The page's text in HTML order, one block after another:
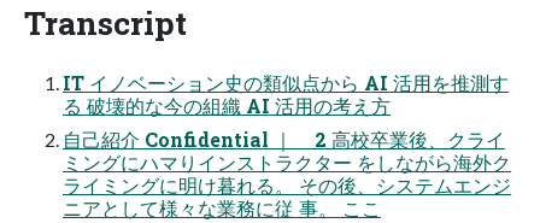
Transcript
IT イノベーション史の類似点から AI 活⽤を推測す
る 破壊的な今の組織 AI 活⽤の考え⽅
⾃⼰紹介 Confidential ｜ 2 ⾼校卒業後、クライ
ミングにハマりインストラクター をしながら海外ク
ライミングに明け暮れる。 その後、システムエンジ
ニアとして様々な業務に従 事。 ここ